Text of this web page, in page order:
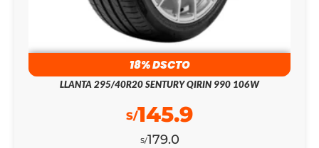
18% DSCTO
LLANTA 295/40R20 SENTURY QIRIN 990 106W
S/179.0
S/145.9